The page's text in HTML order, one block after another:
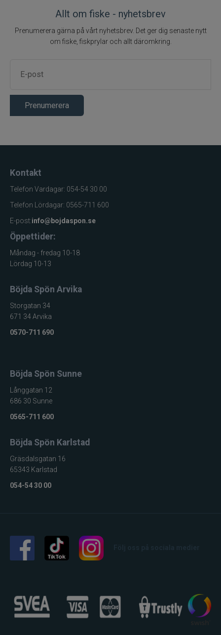
Allt om fiske - nyhetsbrev
Prenumerera gärna på vårt nyhetsbrev. Det ger dig senaste nytt
om fiske, fiskprylar och allt däromkring.
Prenumerera
Kontakt
Telefon Vardagar: 054-54 30 00
Telefon Lördagar: 0565-711 600
E-post:info@bojdaspon.se
Öppettider:
Måndag - fredag 10-18
Lördag 10-13
Böjda Spön Arvika
Storgatan 34
671 34 Arvika
0570-711 690
Böjda Spön Sunne
Långgatan 12
686 30 Sunne
0565-711 600
Böjda Spön Karlstad
Gräsdalsgatan 16
65343 Karlstad
054-54 30 00